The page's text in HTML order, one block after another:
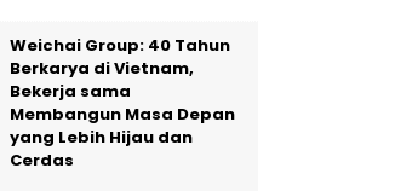
Weichai Group: 40 Tahun
Berkarya di Vietnam,
Bekerja sama
Membangun Masa Depan
yang Lebih Hijau dan
Cerdas